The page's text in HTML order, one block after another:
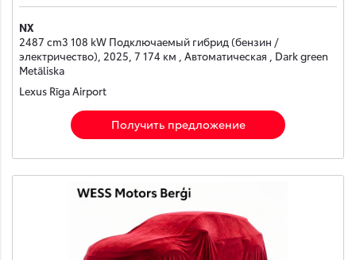
NX
2487 cm3 108 kW Подключаемый гибрид (бензин /
электричество), 2025, 7 174 км , Автоматическая , Dark green
Metāliska
Lexus Rīga Airport
Получить предложение